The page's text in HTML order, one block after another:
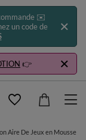
✉️
un code de
👉
Aire De Jeux en Mousse